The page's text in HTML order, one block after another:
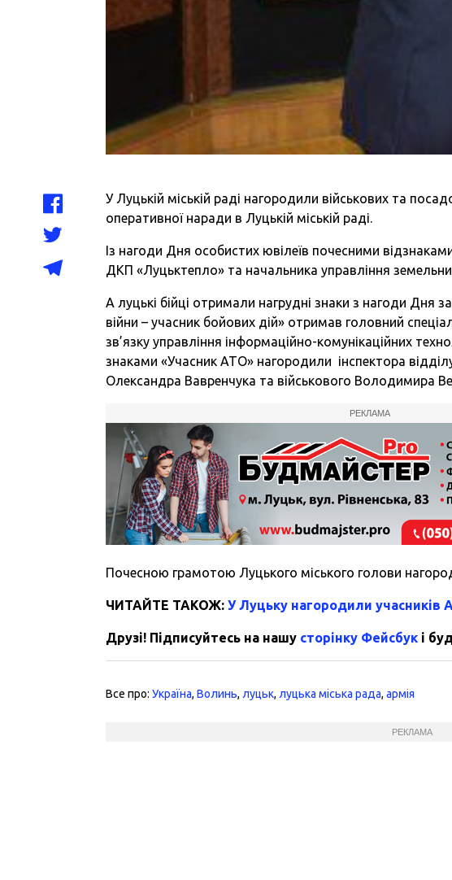
У Луцькій міській раді нагородили військових та
оперативної наради в Луцькій міській раді.
Із нагоди Дня особистих ювілеїв почесними
ДКП «Луцьктепло» та начальника управління
А луцькі бійці отримали нагрудні знаки з нагоди Дня
війни – учасник бойових дій» отримав головний
зв’язку управління інформаційно-комунікаційних
знаками «Учасник АТО» нагородили інспектора
Олександра Вавренчука та військового Володимира
РЕКЛАМА
Почесною грамотою Луцького міського голови
ЧИТАЙТЕ ТАКОЖ:У Луцьку нагородили учасників
Друзі! Підписуйтесь на нашу сторінку Фейсбук і
Все про:Україна,Волинь, луцьк, луцька міська рада,армія
РЕКЛАМА